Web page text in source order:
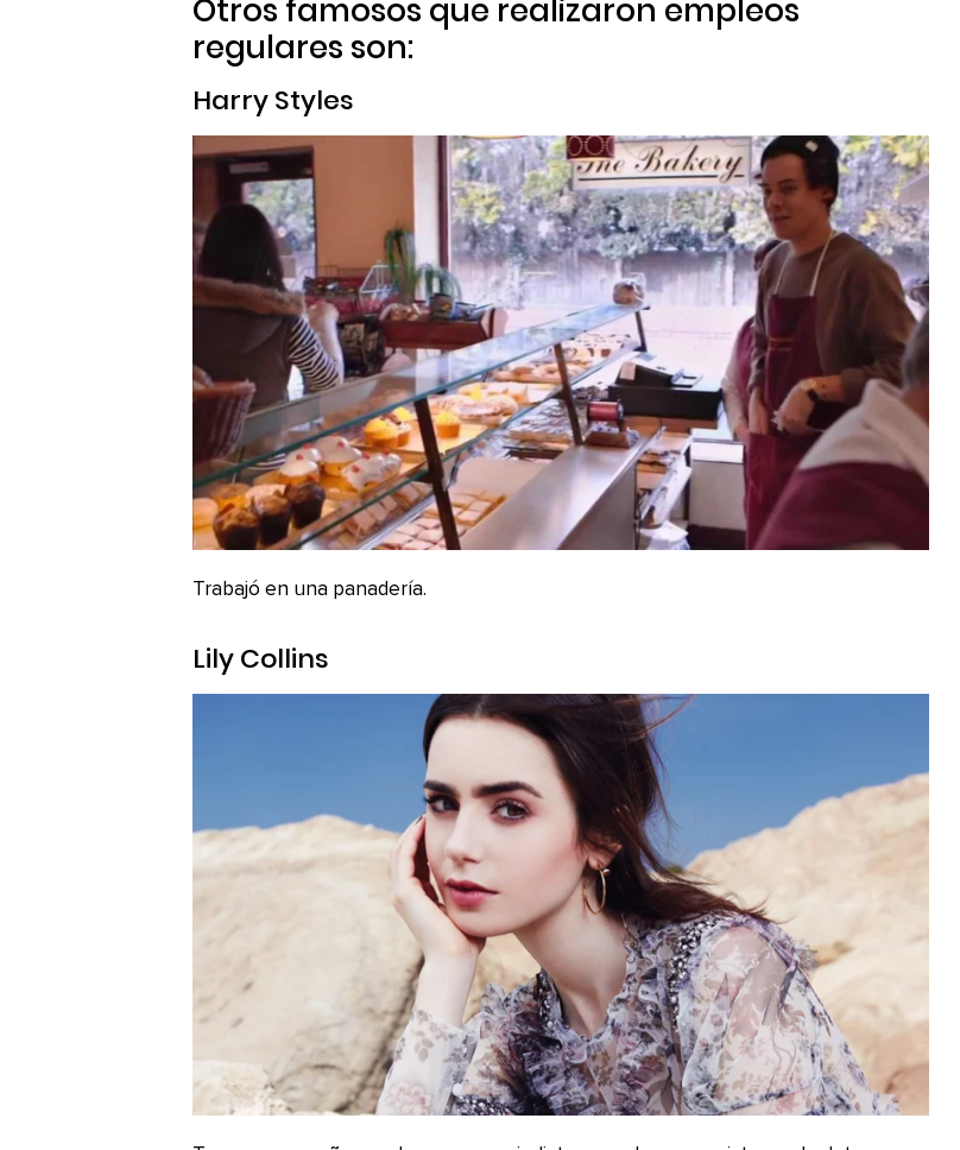
Otros famosos que realizaron empleos
regulares son:
Harry Styles
Trabajó en una panadería.
Lily Collins